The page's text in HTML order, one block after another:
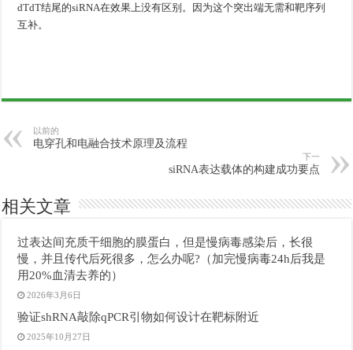
dTdT结尾的siRNA在效果上没有区别。因为这个突出端无需和靶序列
互补。
以前的
电穿孔和电融合技术原理及流程
下一
siRNA表达载体的构建成功要点
相关文章
过表达间充质干细胞的膜蛋白，但是慢病毒感染后，长很
慢，并且传代后死很多，怎么办呢?（加完慢病毒24h后我是
用20%血清去养的）
2026年3月6日
验证shRNA敲除qPCR引物如何设计在靶标附近
2025年10月27日